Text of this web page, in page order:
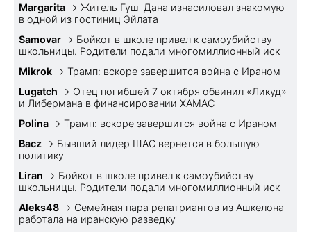
Margarita → Житель Гуш-Дана изнасиловал знакомую
в одной из гостиниц Эйлата
Samovar → Бойкот в школе привел к самоубийству
школьницы. Родители подали многомиллионный иск
Mikrok → Трамп: вскоре завершится война с Ираном
Lugatch → Отец погибшей 7 октября обвинил «Ликуд»
и Либермана в финансировании ХАМАС
Polina → Трамп: вскоре завершится война с Ираном
Bacz → Бывший лидер ШАС вернется в большую
политику
Liran → Бойкот в школе привел к самоубийству
школьницы. Родители подали многомиллионный иск
Aleks48 → Семейная пара репатриантов из Ашкелона
работала на иранскую разведку